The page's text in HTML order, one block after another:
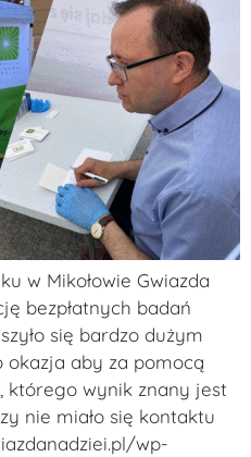
w Mikołowie Gwiazda
bezpłatnych badań
się bardzo dużym
okazja aby za pomocą
którego wynik znany jest
nie miało się kontaktu
wp-